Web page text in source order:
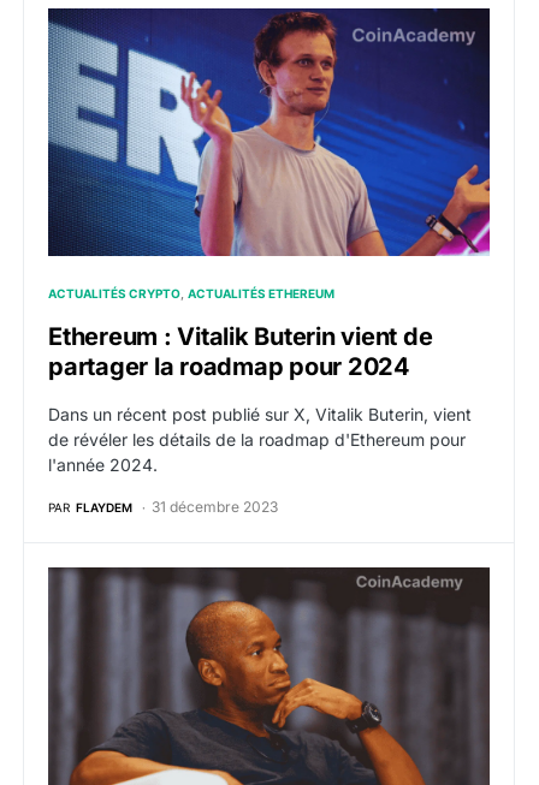
Ethereum : Vitalik Buterin vient de partager la
ACTUALITÉS CRYPTO ACTUALITÉS ETHEREUM
Ethereum : Vitalik Buterin vient de
partager la roadmap pour 2024
Dans un récent post publié sur X, Vitalik Buterin, vient
de révéler les détails de la roadmap d'Ethereum pour
l'année 2024.
PAR FLAYDEM 31 décembre 2023
Arthur Hayes vend à perte plus de 4,5 millions de